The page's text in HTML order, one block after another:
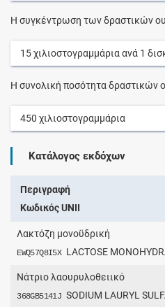
Η συγκέντρωση των δραστικών
15χιλιοστογραμμάριαανά 1
Η συνολική ποσότητα δραστικών
450 χιλιοστογραμμάρια
Κατάλογος εκδόχων
Περιγραφή
Κωδικός UNII
Λακτόζη μονοϋδρική
EWQ57Q8I5X LACTOSE
Νάτριο λαουρυλοθειικό
368GB5141J SODIUM LAURYL